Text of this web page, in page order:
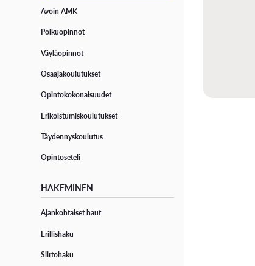
Avoin AMK
Polkuopinnot
Väyläopinnot
Osaajakoulutukset
Opintokokonaisuudet
Erikoistumiskoulutukset
Täydennyskoulutus
Opintoseteli
HAKEMINEN
Ajankohtaiset haut
Erillishaku
Siirtohaku